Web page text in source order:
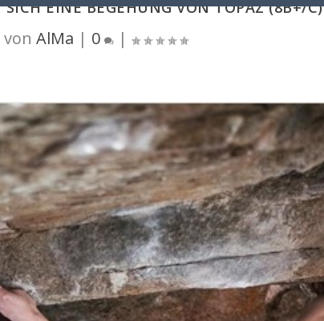
EINE BEGEHUNG VON TOPAZ (8B+/C)
AlMa | 0 |